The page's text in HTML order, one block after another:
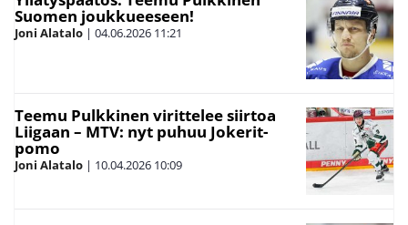
Suomen joukkueeseen!
Joni Alatalo | 04.06.2026 11:21
Teemu Pulkkinen virittelee siirtoa
Liigaan – MTV: nyt puhuu Jokerit-
pomo
Joni Alatalo | 10.04.2026 10:09